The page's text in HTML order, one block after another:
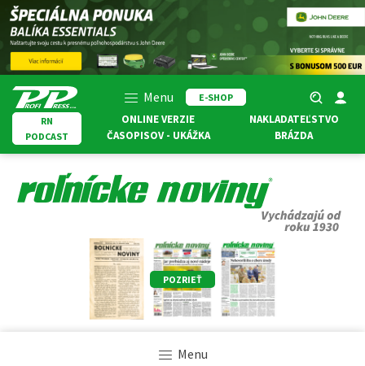
Menu
E-SHOP
RN
PODCAST
ONLINE VERZIE
ČASOPISOV - UKÁŽKA
NAKLADATEĽSTVO
BRÁZDA
POZRIEŤ
Menu